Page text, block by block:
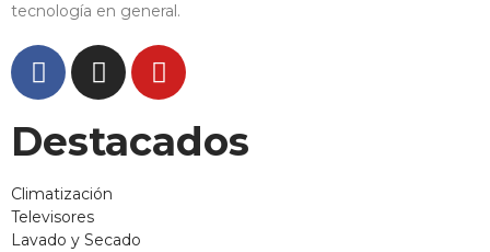
tecnología en general.
Destacados
Climatización
Televisores
Lavado y Secado